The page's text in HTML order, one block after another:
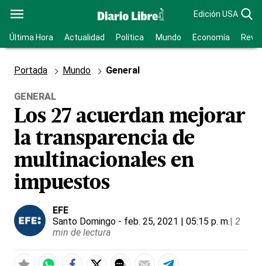
Edición USA
Última Hora Actualidad Política Mundo Economía
Portada Mundo General
GENERAL
Los 27 acuerdan mejorar
la transparencia de
multinacionales en
impuestos
EFE
Santo Domingo - feb. 25, 2021 | 05:15 p. m.| 2
min de lectura